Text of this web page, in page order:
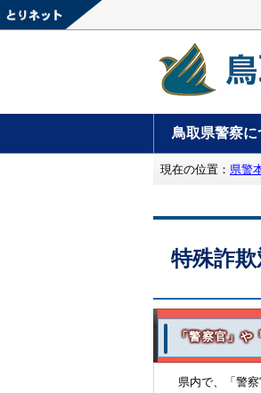
鳥取県警察に
現在の位置： 県警
特殊詐
「警察官」や
県内で、「警察